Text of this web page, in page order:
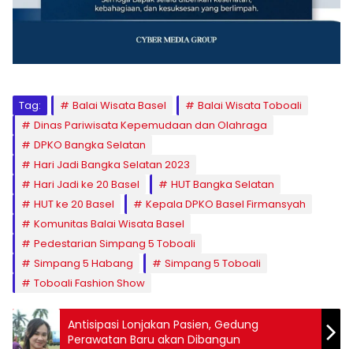
Tag: Balai Wisata Basel
Balai Wisata Toboali
Dinas Pariwisata Kepemudaan dan Olahraga
DPKO Bangka Selatan
Hari Jadi Bangka Selatan 2023
Hari Jadi ke 20 Basel
HUT Bangka Selatan
HUT ke 20 Basel
Kepala DPKO Basel Firmansyah
Komunitas Balai Wisata Basel
Pedestarian Simpang 5 Toboali
Simpang 5 Habang
Simpang 5 Toboali
Toboali Fashion Show
Antisipasi Lonjakan Pasien, Gedung
Perawatan Baru akan Dibangun